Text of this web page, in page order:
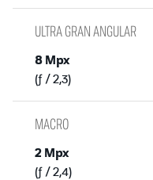
ULTRA GRAN ANGULAR
8 Mpx
(ƒ / 2,3)
MACRO
2 Mpx
(ƒ / 2,4)